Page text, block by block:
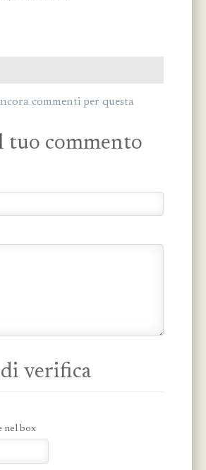
commenti per questa
tuo commento
verifica
nel box